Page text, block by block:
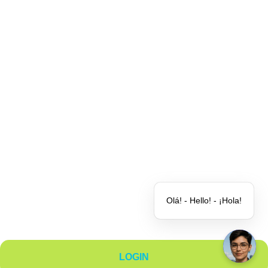
LOGIN
Olá! - Hello! - ¡Hola!